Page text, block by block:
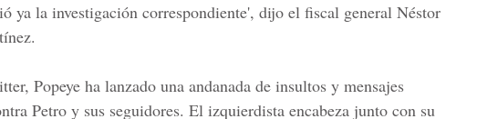
ya la investigación correspondiente', dijo el fiscal general Néstor
Popeye ha lanzado una andanada de insultos y mensajes
Petro y sus seguidores. El izquierdista encabeza junto con su